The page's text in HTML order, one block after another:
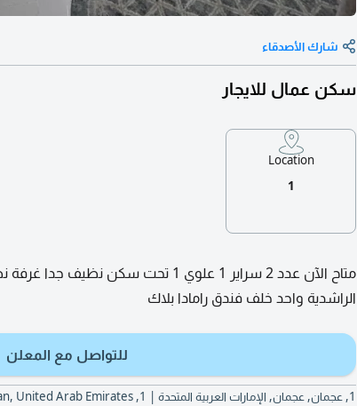
شارك الأصدقاء
سكن عمال للايجار
Location
1
متاح الآن عدد 2 سراير 1 علوي 1 تحت
الراشدية واحد خلف فندق رامادا بلاك
للتواصل مع المعلن
1, عجمان, عجمان, الإمارات العربية المتحدة | 1, Ajman, Ajman, United Arab Emirates